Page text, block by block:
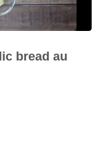
bread au